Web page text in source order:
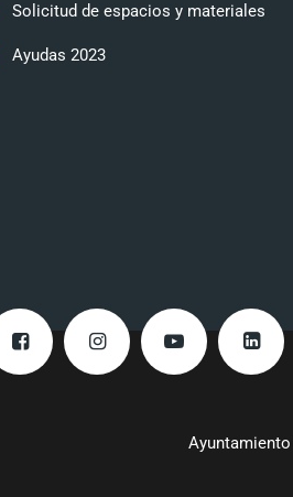
Solicitud de espacios y materiales
Ayudas 2023